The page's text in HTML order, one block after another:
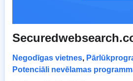
Negodīgas vietnes,
Potenciāli nevēlamas